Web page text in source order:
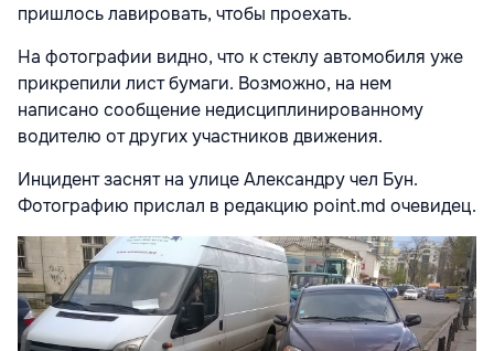
пришлось лавировать, чтобы проехать.
На фотографии видно, что к стеклу автомобиля уже
прикрепили лист бумаги. Возможно, на нем
написано сообщение недисциплинированному
водителю от других участников движения.
Инцидент заснят на улице Александру чел Бун.
Фотографию прислал в редакцию point.md очевидец.